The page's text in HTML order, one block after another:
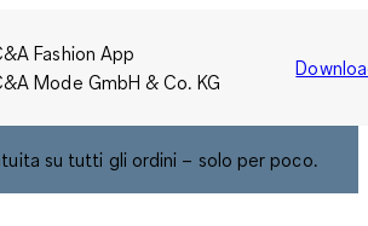
Fashion App
Mode GmbH & Co. KG
su tutti gli ordini – solo per poco.